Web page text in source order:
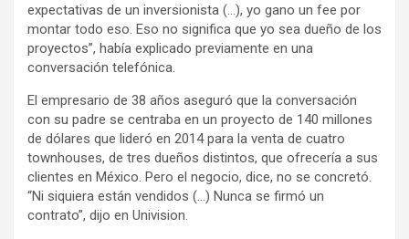
expectativas de un inversionista (…), yo gano un fee por
montar todo eso. Eso no significa que yo sea dueño de los
proyectos”, había explicado previamente en una
conversación telefónica.
El empresario de 38 años aseguró que la conversación
con su padre se centraba en un proyecto de 140 millones
de dólares que lideró en 2014 para la venta de cuatro
townhouses, de tres dueños distintos, que ofrecería a sus
clientes en México. Pero el negocio, dice, no se concretó.
“Ni siquiera están vendidos (…) Nunca se firmó un
contrato”, dijo en Univision.